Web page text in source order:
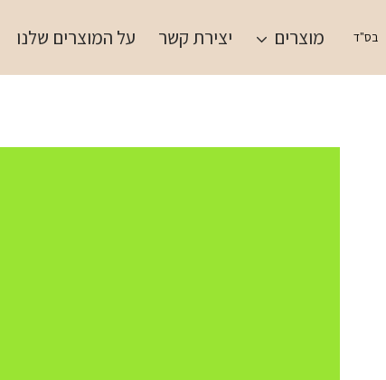
toבס"ד מוצרים יצירת קשר על המוצרים שלנו